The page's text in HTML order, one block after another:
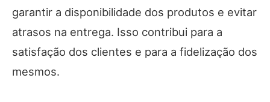
garantir a disponibilidade dos produtos e evitar
atrasos na entrega. Isso contribui para a
satisfação dos clientes e para a fidelização dos
mesmos.